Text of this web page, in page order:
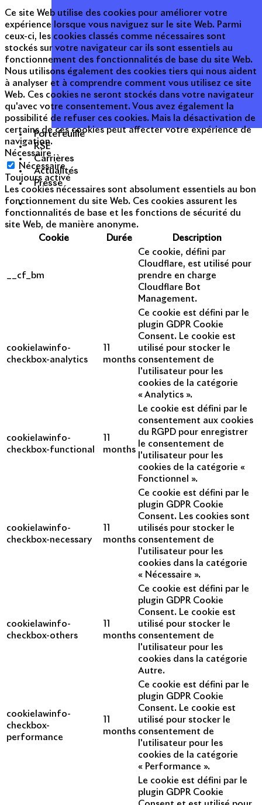
Portefeuille
RSE
Carrières
Actualités
Presse
Ce site Web utilise des cookies pour améliorer votre
expérience lorsque vous naviguez sur le site Web. Parmi
ceux-ci, les cookies classés comme nécessaires sont
stockés sur votre navigateur car ils sont essentiels au
fonctionnement des fonctionnalités de base du site Web.
Nous utilisons également des cookies tiers qui nous aident
à analyser et à comprendre comment vous utilisez ce site
Web. Ces cookies ne seront stockés dans votre navigateur
qu'avec votre consentement. Vous avez également la
possibilité de refuser ces cookies. Mais la désactivation de
certains de ces cookies peut affecter votre expérience de
navigation.
Nécessaire
Nécessaire
Toujours activé
Les cookies nécessaires sont absolument essentiels au bon
fonctionnement du site Web. Ces cookies assurent les
fonctionnalités de base et les fonctions de sécurité du
site Web, de manière anonyme.
Cookie
Durée Description
__cf_bm
Ce cookie, défini par
Cloudflare, est utilisé pour
prendre en charge
Cloudflare Bot
Management.
cookielawinfo-
checkbox-analytics
months
Ce cookie est défini par le
plugin GDPR Cookie
Consent. Le cookie est
utilisé pour stocker le
consentement de
l'utilisateur pour les
cookies de la catégorie
« Analytics ».
cookielawinfo-
checkbox-functional
months
Le cookie est défini par le
consentement aux cookies
du RGPD pour enregistrer
le consentement de
l'utilisateur pour les
cookies de la catégorie «
Fonctionnel ».
cookielawinfo-
checkbox-necessary
months
Ce cookie est défini par le
plugin GDPR Cookie
Consent. Les cookies sont
utilisés pour stocker le
consentement de
l'utilisateur pour les
cookies dans la catégorie
« Nécessaire ».
cookielawinfo-
checkbox-others
months
Ce cookie est défini par le
plugin GDPR Cookie
Consent. Le cookie est
utilisé pour stocker le
consentement de
l'utilisateur pour les
cookies dans la catégorie
Autre.
cookielawinfo-
checkbox-
performance
months
Ce cookie est défini par le
plugin GDPR Cookie
Consent. Le cookie est
utilisé pour stocker le
consentement de
l'utilisateur pour les
cookies de la catégorie
« Performance ».
Le cookie est défini par le
plugin GDPR Cookie